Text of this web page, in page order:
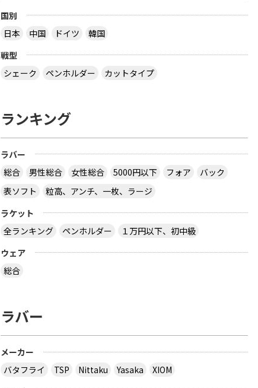
国別
日本
中国 ドイツ
韓国
戦型
シェーク
ペンホルダー カットタイプ
ランキング
ラバー
総合
男性総合 女性総合 5000円以下 フォア
バック
表ソフト
粒高、アンチ、一枚、ラージ
ラケット
全ランキング
ペンホルダー
１万円以下、初中級
ウェア
総合
ラバー
メーカー
バタフライ
TSP Nittaku Yasaka
XIOM